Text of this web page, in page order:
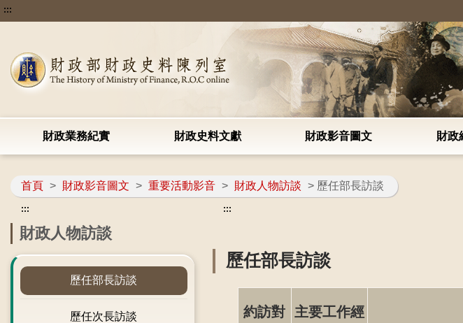
:::
財政業務紀實 財政史料文獻 財政影音圖文 財政
首頁 > 財政影音圖文 > 重要活動影音 > 財政人物訪談 > 歷任部長訪談
:::
財政人物訪談
歷任部長訪談
歷任次長訪談
:::
歷任部長訪談
約訪對
主要工作經